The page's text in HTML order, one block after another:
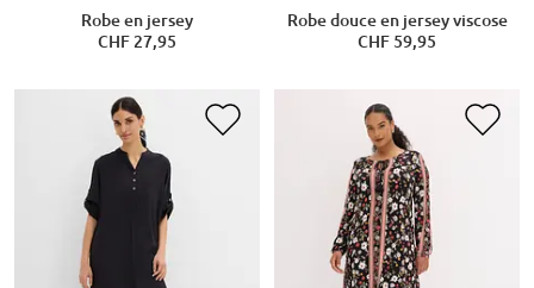
Robe en jersey
CHF 27,95
Robe douce en jersey viscose
CHF 59,95